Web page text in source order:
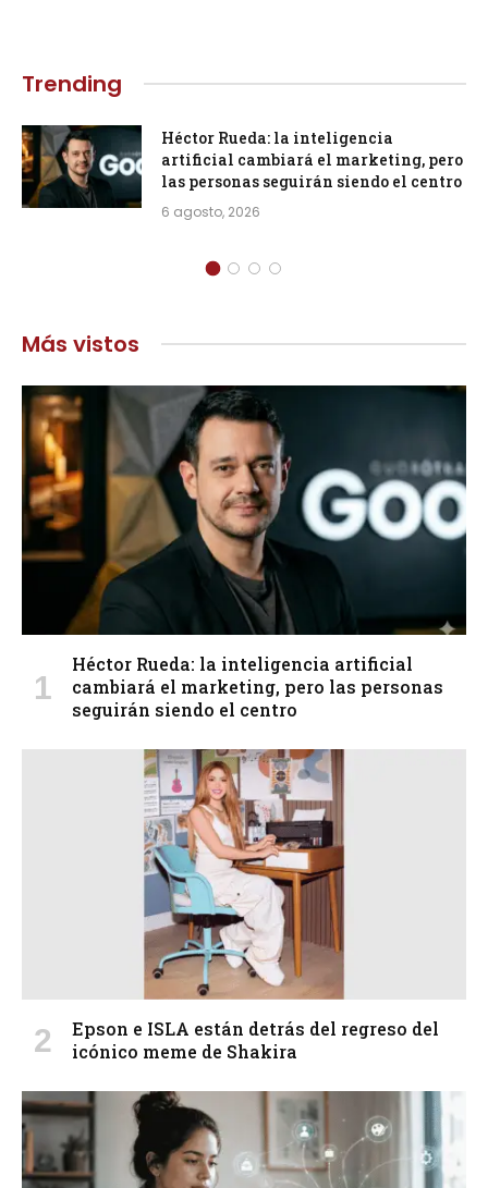
Trending
Héctor Rueda: la inteligencia
artificial cambiará el marketing, pero
las personas seguirán siendo el centro
6 agosto, 2026
Más vistos
Héctor Rueda: la inteligencia artificial
cambiará el marketing, pero las personas
seguirán siendo el centro
Epson e ISLA están detrás del regreso del
icónico meme de Shakira